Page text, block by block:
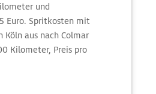
und
Euro. Spritkosten mit
aus nach Colmar
Kilometer, Preis pro